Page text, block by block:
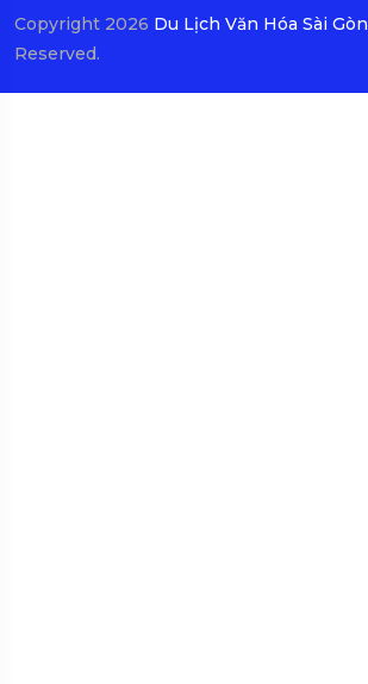
Copyright 2026 Du Lịch Văn Hóa Sài Gòn
Reserved.